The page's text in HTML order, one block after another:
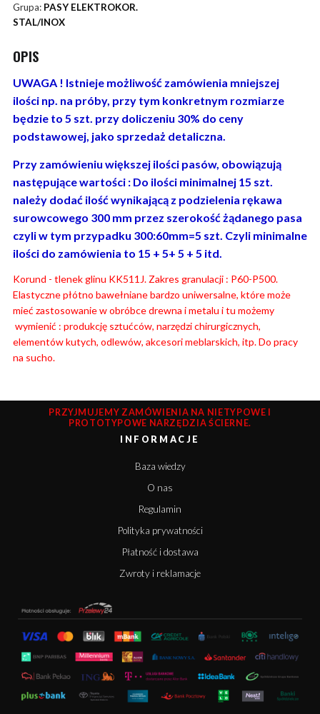
Grupa: PASY ELEKTROKOR.
STAL/INOX
OPIS
UWAGA ! Istnieje możliwość zamówienia mniejszej
ilości np. na próby, przy tym konkretnym rozmiarze
będzie to 5 szt. przy doliczeniu 30% do ceny
podstawowej, jako sprzedaż detaliczna.
Przy zamówieniu większej ilości pasów, obowiązują
następujące wartości : Do ilości minimalnej 15 szt.
należy dodać ilość wynikającą z podzielenia rękawa
surowcowego 300 mm przez szerokość żądanego pasa
czyli w tym przypadku 300:60mm=5 szt. Czyli minimalne
ilości do zamówienia to 15 + 5+ 5 + 5 itd.
Korund - tlenek glinu KK511J. Zakres granulacji : P60-P500.
Elastyczne płótno bawełniane bardzo uniwersalne, które może
mieć zastosowanie w obróbce drewna i metalu i tu możemy
wymienić : produkcję sztućców, narzędzi chirurgicznych,
elementów kutych, odlewów, akcesori meblarskich, itp. Do pracy
na sucho.
PRZYJMUJEMY ZAMÓWIENIA NA NIETYPOWE I
PROTOTYPOWE NARZĘDZIA ŚCIERNE.
INFORMACJE
Baza wiedzy
O nas
Regulamin
Polityka prywatności
Płatność i dostawa
Zwroty i reklamacje